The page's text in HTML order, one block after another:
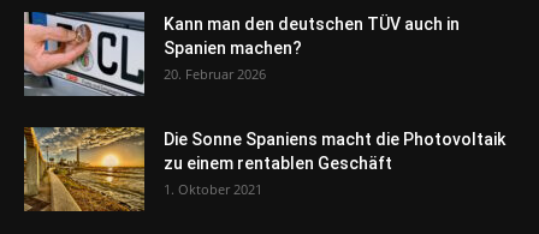
Kann man den deutschen TÜV auch in
Spanien machen?
20. Februar 2026
Die Sonne Spaniens macht die Photovoltaik
zu einem rentablen Geschäft
1. Oktober 2021